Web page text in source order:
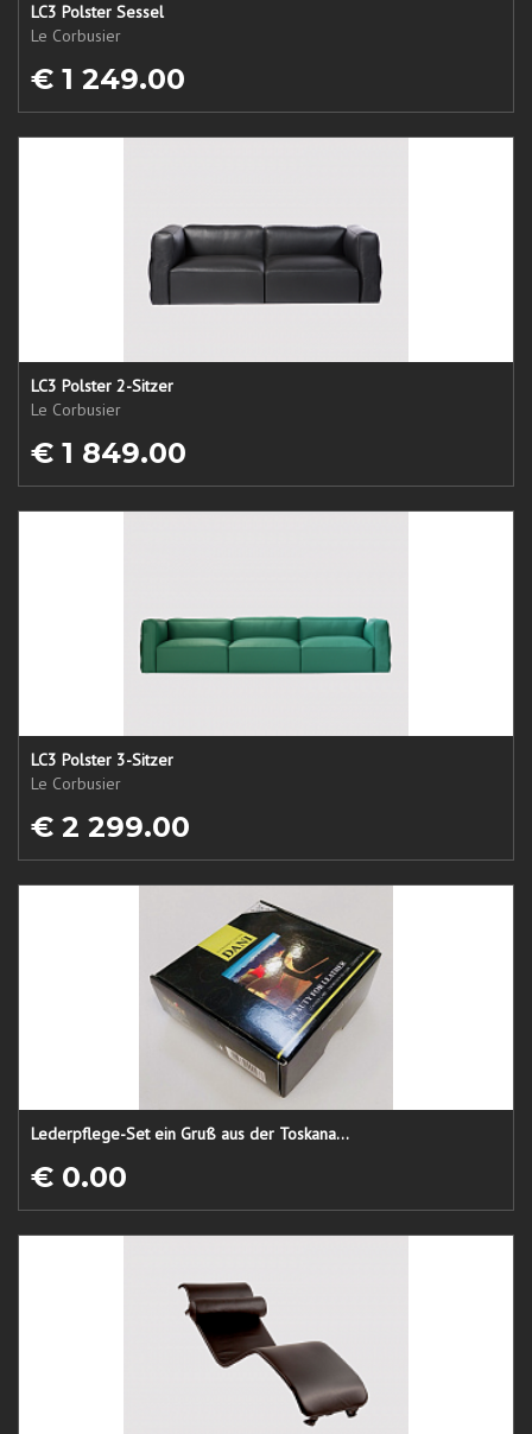
LC3 Polster Sessel
Le Corbusier
€ 1 249.00
LC3 Polster 2-Sitzer
Le Corbusier
€ 1 849.00
LC3 Polster 3-Sitzer
Le Corbusier
€ 2 299.00
Lederpflege-Set ein Gruß aus der Toskana...
€ 0.00